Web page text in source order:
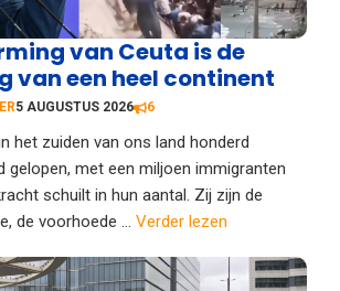
van Ceuta is de
van een heel continent
5 AUGUSTUS 2026 6
het zuiden van ons land honderd
gelopen, met een miljoen immigranten
schuilt in hun aantal. Zij zijn de
de voorhoede ... Verder lezen